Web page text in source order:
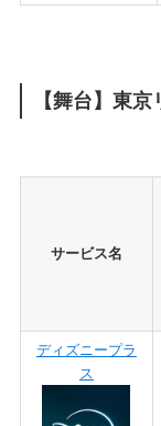
【舞台】東
サービス名
ディズニープラ
ス